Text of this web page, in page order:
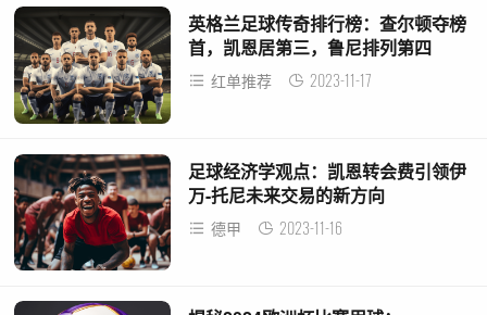
英格兰足球传奇排行榜：查尔顿夺榜
首，凯恩居第三，鲁尼排列第四
红单推荐 2023-11-17
足球经济学观点：凯恩转会费引领伊
万-托尼未来交易的新方向
德甲 2023-11-16